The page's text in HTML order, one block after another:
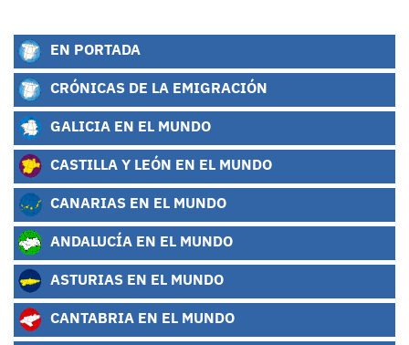
EN PORTADA
CRÓNICAS DE LA EMIGRACIÓN
GALICIA EN EL MUNDO
CASTILLA Y LEÓN EN EL MUNDO
CANARIAS EN EL MUNDO
ANDALUCÍA EN EL MUNDO
ASTURIAS EN EL MUNDO
CANTABRIA EN EL MUNDO